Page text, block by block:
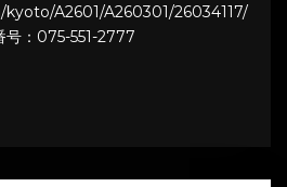
A2601/A260301/26034117/
号：075-551-2777